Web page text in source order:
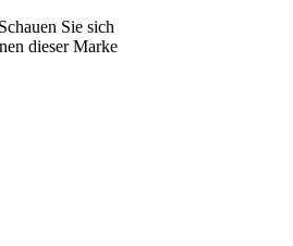
Sie sich
dieser Marke